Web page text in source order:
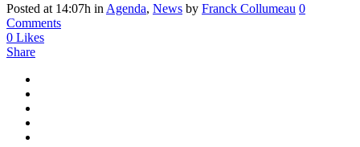
Posted at 14:07h in Agenda, News by Franck Collumeau 0
Comments
0 Likes
Share